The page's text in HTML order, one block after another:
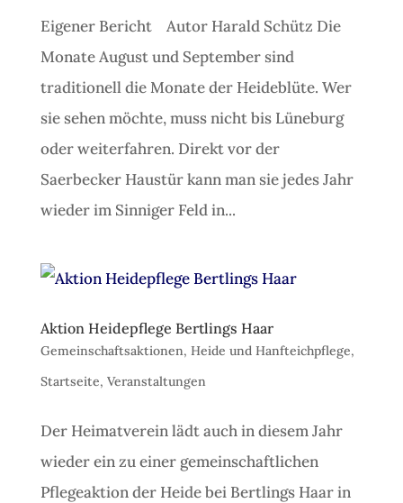
Eigener Bericht Autor Harald Schütz Die
Monate August und September sind
traditionell die Monate der Heideblüte. Wer
sie sehen möchte, muss nicht bis Lüneburg
oder weiterfahren. Direkt vor der
Saerbecker Haustür kann man sie jedes Jahr
wieder im Sinniger Feld in...
Aktion Heidepflege Bertlings Haar
Gemeinschaftsaktionen, Heide und Hanfteichpflege,
Startseite, Veranstaltungen
Der Heimatverein lädt auch in diesem Jahr
wieder ein zu einer gemeinschaftlichen
Pflegeaktion der Heide bei Bertlings Haar in